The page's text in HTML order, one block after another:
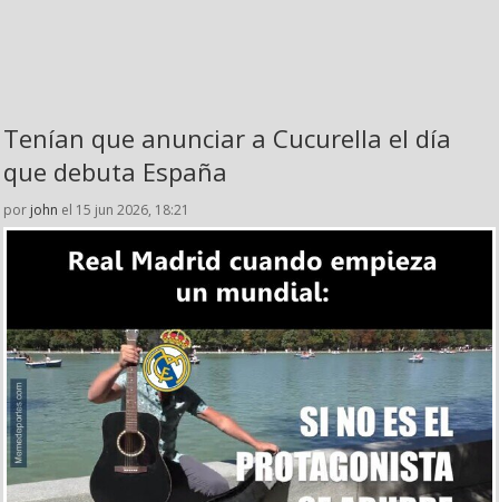
Tenían que anunciar a Cucurella el día
que debuta España
por john el 15 jun 2026, 18:21